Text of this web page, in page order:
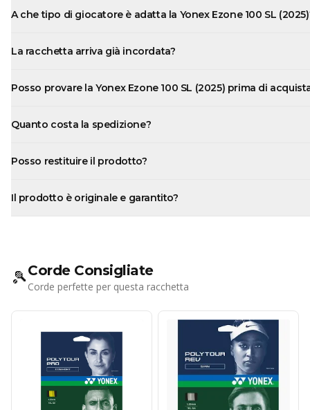
A che tipo di giocatore è adatta la Yonex Ezone 100 SL
La racchetta arriva già incordata?
Posso provare la Yonex Ezone 100 SL (2025) prima di
Quanto costa la spedizione?
Posso restituire il prodotto?
Il prodotto è originale e garantito?
🎾Corde Consigliate
Corde perfette per questa racchetta